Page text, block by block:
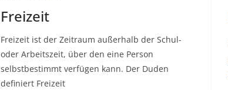
Freizeit
Freizeit ist der Zeitraum außerhalb der Schul-
oder Arbeitszeit, über den eine Person
selbstbestimmt verfügen kann. Der Duden
definiert Freizeit